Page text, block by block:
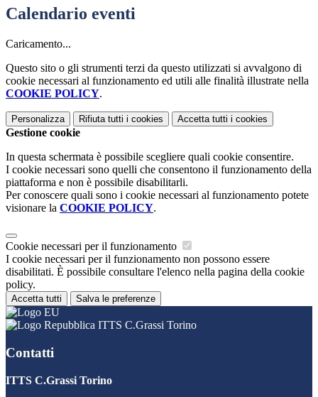
Calendario eventi
Caricamento...
Questo sito o gli strumenti terzi da questo utilizzati si avvalgono di
cookie necessari al funzionamento ed utili alle finalità illustrate nella
COOKIE POLICY.
Personalizza Rifiuta tutti i cookies Accetta tutti i cookies
Gestione cookie
In questa schermata è possibile scegliere quali cookie consentire.
I cookie necessari sono quelli che consentono il funzionamento della
piattaforma e non è possibile disabilitarli.
Per conoscere quali sono i cookie necessari al funzionamento potete
visionare la COOKIE POLICY.
Cookie necessari per il funzionamento
I cookie necessari per il funzionamento non possono essere
disabilitati. È possibile consultare l'elenco nella pagina della cookie
policy.
Accetta tutti Salva le preferenze
ITTS C.Grassi Torino
Contatti
ITTS C.Grassi Torino